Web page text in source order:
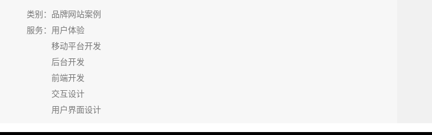
类别：品牌网站案例
服务： 用户体验
移动平台开发
后台开发
前端开发
交互设计
用户界面设计